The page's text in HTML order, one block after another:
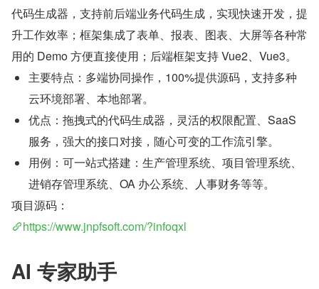
代码生成器，支持前后端业务代码生成，实现快速开发，提
升工作效率；框架集成了表单、报表、图表、大屏等各种常
用的 Demo 方便直接使用；后端框架支持 Vue2、Vue3。
主要特点：多端协同操作，100%提供源码，支持多种
云环境部署、本地部署。
优点：拖拽式的代码生成器，灵活的权限配置、SaaS
服务，强大的接口对接，随心可变的工作流引擎。
用例：可一站式搭建：生产管理系统、项目管理系统、
进销存管理系统、OA 办公系统、人事财务等等。
项目源码：
https://www.jnpfsoft.com/?infoqxl
AI 专家助手